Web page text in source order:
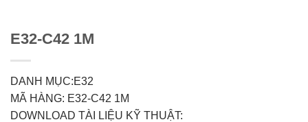
E32-C42 1M
DANH MỤC:E32
MÃ HÀNG: E32-C42 1M
DOWNLOAD TÀI LIỆU KỸ THUẬT: